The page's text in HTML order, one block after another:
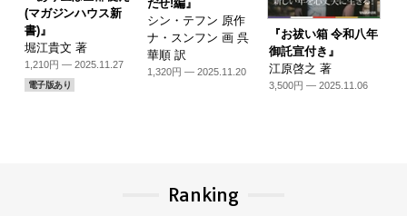
(マガジンハウス新
書)』
堀江貴文 著
1,210円 — 2025.11.27
電子版あり
だせ!編』
シン・テフン 原作
ナ・スンフン 画 呉
華順 訳
1,320円 — 2025.11.20
『お祓い箱 令和八年
御託宣付き』
江原啓之 著
3,500円 — 2025.11.06
Ranking